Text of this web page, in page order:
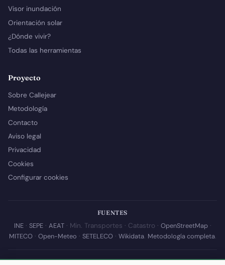
Visor inundación
Orientación solar
¿Dónde vivir?
Todas las herramientas
Proyecto
Sobre Callejear
Metodología
Contacto
Aviso legal
Privacidad
Cookies
Configurar cookies
FUENTES
INE· SEPE· AEAT· Min. Transportes · Catastro · OpenStreetMap·
MITECO· Open-Meteo · SETELECO· Wikidata. Metodología completa.
© 2026 Callejear.com — Directorio municipal de España con datos